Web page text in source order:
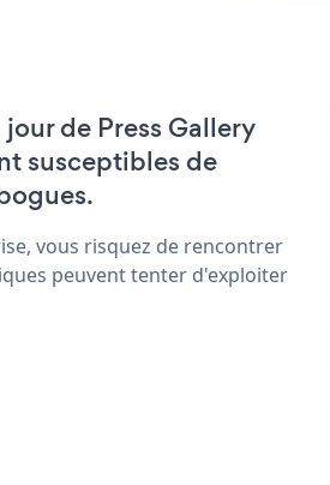
de Press Gallery
susceptibles de
vous risquez de rencontrer
peuvent tenter d'exploiter